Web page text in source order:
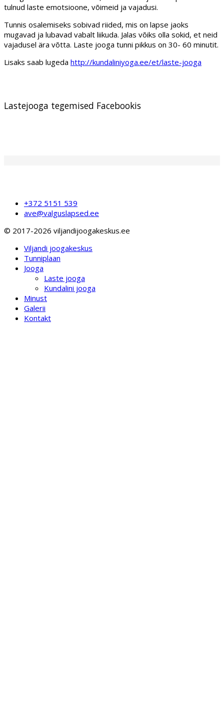
tulnud laste emotsioone, võimeid ja vajadusi.
Tunnis osalemiseks sobivad riided, mis on lapse jaoks
mugavad ja lubavad vabalt liikuda. Jalas võiks olla sokid, et neid
vajadusel ära võtta. Laste jooga tunni pikkus on 30- 60 minutit.
Lisaks saab lugeda http://kundaliniyoga.ee/et/laste-jooga
Lastejooga tegemised Facebookis
+372 5151 539
ave@valguslapsed.ee
© 2017-2026 viljandijoogakeskus.ee
Viljandi joogakeskus
Tunniplaan
Jooga
Laste jooga
Kundalini jooga
Minust
Galerii
Kontakt